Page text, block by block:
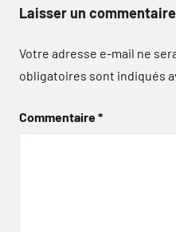
Laisser un commentaire
Votre adresse e-mail ne
obligatoires sont indiqués
Commentaire*